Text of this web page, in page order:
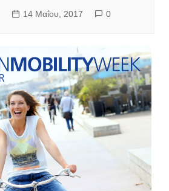
14 Μαΐου, 2017 0